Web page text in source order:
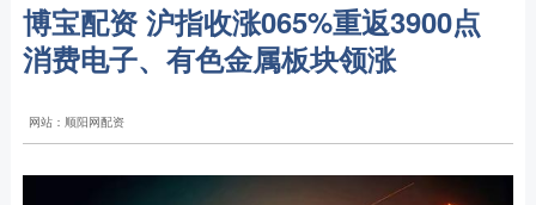
博宝配资 沪指收涨065%重返3900点
消费电子、有色金属板块领涨
网站：顺阳网配资